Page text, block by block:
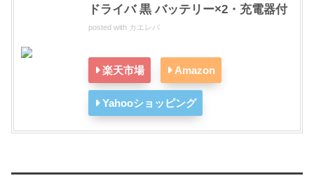
ドライバ 黒 バッテリー×2・充電器付
posted with カエレバ
楽天市場 Amazon
Yahooショッピング